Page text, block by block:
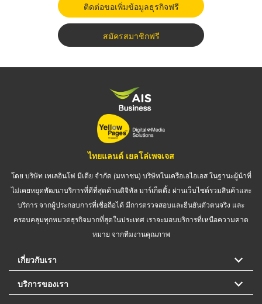
ติดต่อขอเพิ่มข้อมูลธุรกิจฟรี
สมัครสมาชิกฟรี
ไทยแลนด์ เยลโล่เพจเจส
โดย บริษัท เทเลอินโฟ มีเดีย จำกัด (มหาชน) บริษัทในเครือเอไอเอส ในฐานะผู้นำที่
ไม่เคยหยุดพัฒนาบริการที่ดีที่สุดด้านดิจิทัล มาร์เก็ตติ้ง ผ่านเว็บไซต์รวมสินค้าและ
บริการ จากผู้ประกอบการที่เชื่อถือได้ มีการตรวจสอบและยืนยันตัวตนจริง และ
ครอบคลุมทุกหมวดธุรกิจมากที่สุดในประเทศ เราจะมอบบริการที่เหนือความคาด
หมาย จากทีมงานคุณภาพ
เกี่ยวกับเรา
บริการของเรา